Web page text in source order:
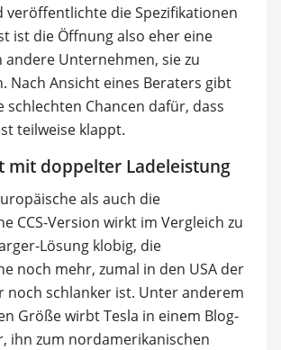
veröffentlichte die Spezifikationen
ist die Öffnung also eher eine
andere Unternehmen, sie zu
Nach Ansicht eines Beraters gibt
schlechten Chancen dafür, dass
teilweise klappt.
mit doppelter Ladeleistung
als auch die
CCS-Version wirkt im Vergleich zu
Lösung klobig, die
noch mehr, zumal in den USA der
noch schlanker ist. Unter anderem
Größe wirbt Tesla in einem Blog-
ihn zum nordamerikanischen